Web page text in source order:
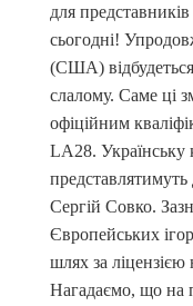
для
сьогодні!
(США) відбудеться
слалому. Саме ці
офіційним
LA28. Українську
представлятимуть
Сергій Совко.
Європейських
шлях за ліцензією
Нагадаємо, що на